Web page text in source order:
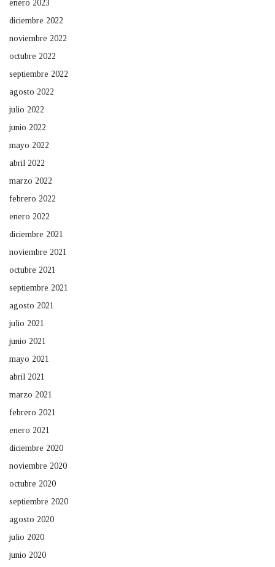
enero 2023
diciembre 2022
noviembre 2022
octubre 2022
septiembre 2022
agosto 2022
julio 2022
junio 2022
mayo 2022
abril 2022
marzo 2022
febrero 2022
enero 2022
diciembre 2021
noviembre 2021
octubre 2021
septiembre 2021
agosto 2021
julio 2021
junio 2021
mayo 2021
abril 2021
marzo 2021
febrero 2021
enero 2021
diciembre 2020
noviembre 2020
octubre 2020
septiembre 2020
agosto 2020
julio 2020
junio 2020